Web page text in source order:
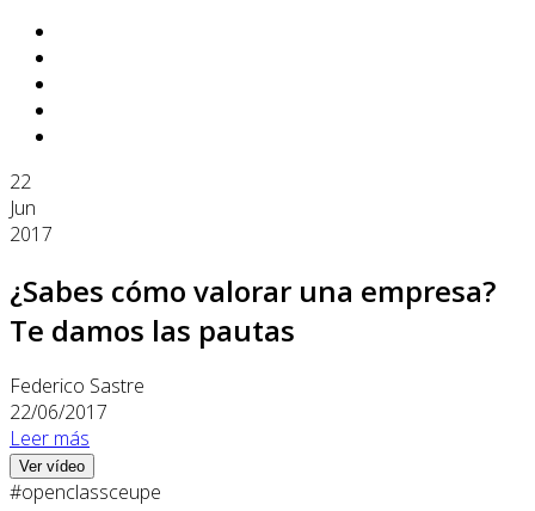
22
Jun
2017
¿Sabes cómo valorar una empresa?
Te damos las pautas
Federico Sastre
22/06/2017
Leer más
Ver vídeo
#openclassceupe